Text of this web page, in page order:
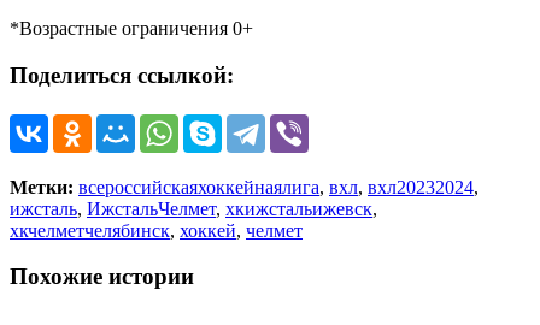
*Возрастные ограничения 0+
Поделиться ссылкой:
Метки: всероссийскаяхоккейнаялига, вхл, вхл20232024,
ижсталь, ИжстальЧелмет, хкижстальижевск,
хкчелметчелябинск, хоккей, челмет
Похожие истории